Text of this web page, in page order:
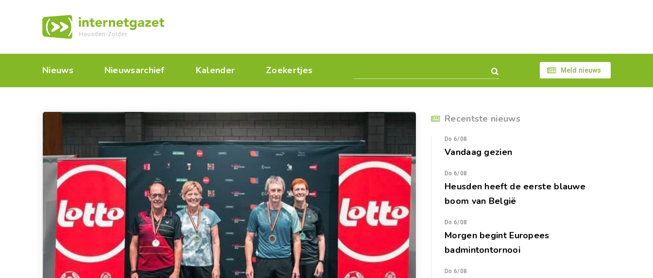
Nieuws Nieuwsarchief Kalender Zoekertjes Meld nieuws
Recentste nieuws
Do 6/08
Vandaag gezien
Do 6/08
Heusden heeft de eerste blauwe
boom van België
Do 6/08
Morgen begint Europees
badmintontornooi
Do 6/08